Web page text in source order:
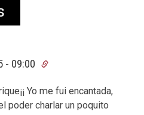
- 09:00
Yo me fui encantada,
poder charlar un poquito